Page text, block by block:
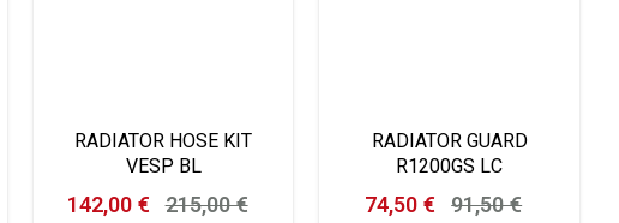
RADIATOR HOSE KIT
VESP BL
142,00 € 215,00 €
RADIATOR GUARD
R1200GS LC
74,50 € 91,50 €